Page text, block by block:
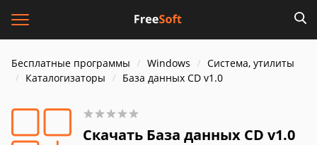
Бесплатные программы Windows
Система, утилиты
Каталогизаторы
База данных CD v1.0
Скачать База данных CD v1.0